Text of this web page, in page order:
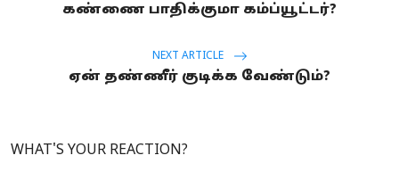
கண்ணை பாதிக்குமா கம்ப்யூட்டர்?
NEXT ARTICLE
ஏன் தண்ணீர் குடிக்க வேண்டும்?
WHAT'S YOUR REACTION?